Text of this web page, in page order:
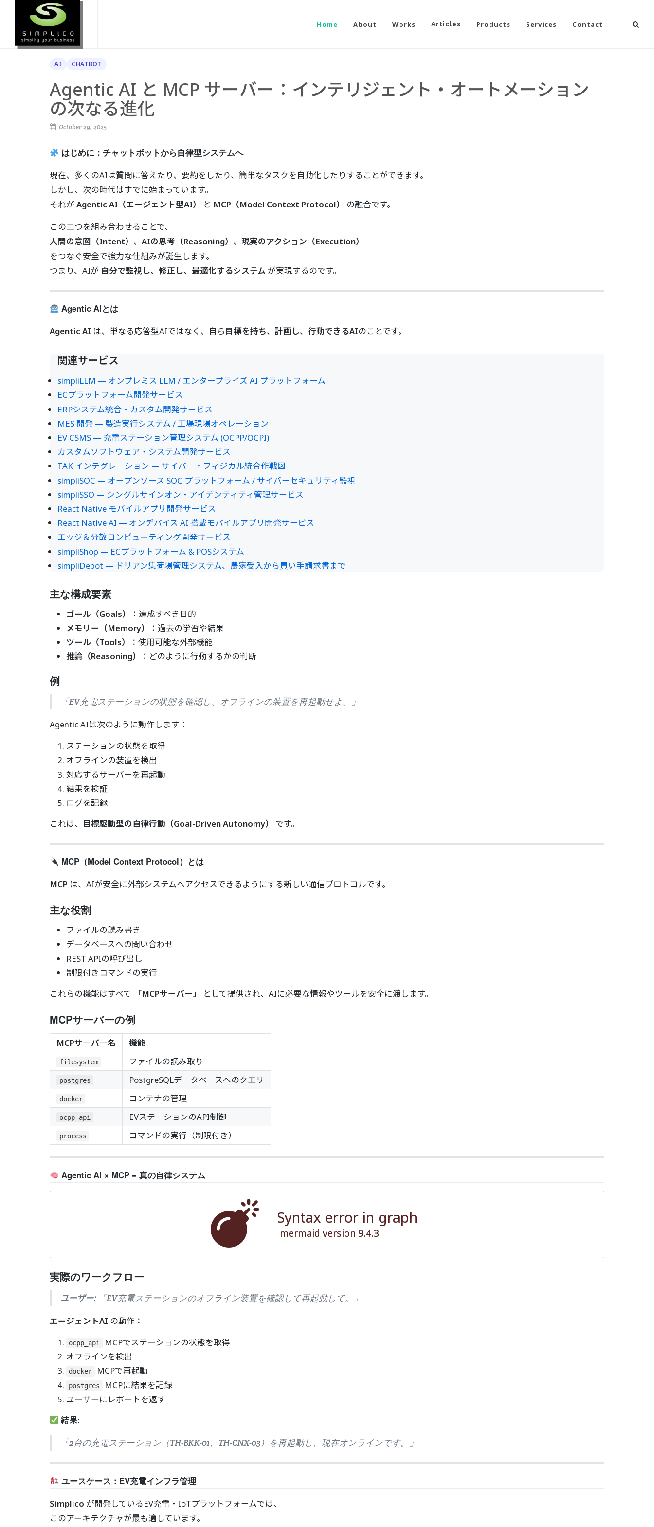
Home About Works Articles Products Services Contact
AI CHATBOT
Agentic AI と MCP サーバー：インテリジェント・オートメーション
の次なる進化
October 29, 2025
はじめに：チャットボットから自律型システムへ
現在、多くのAIは質問に答えたり、要約をしたり、簡単なタスクを自動化したりすることができます。
しかし、次の時代はすでに始まっています。
それが Agentic AI（エージェント型AI） と MCP（Model Context Protocol）
の融合です。
この二つを組み合わせることで、
人間の意図（Intent） 、 AIの思考（Reasoning） 、 現実のアクション（Execution）
をつなぐ安全で強力な仕組みが誕生します。
つまり、AIが 自分で監視し、修正し、最適化するシステム が実現するのです。
Agentic AIとは
Agentic AI は、単なる応答型AIではなく、自ら目標を持ち、計画し、行動できるAIのことです。
関連サービス
simpliLLM — オンプレミス LLM / エンタープライズ AI プラットフォーム
ECプラットフォーム開発サービス
ERPシステム統合・カスタム開発サービス
MES 開発 — 製造実行システム / 工場現場オペレーション
EV CSMS — 充電ステーション管理システム (OCPP/OCPI)
カスタムソフトウェア・システム開発サービス
TAK インテグレーション — サイバー・フィジカル統合作戦図
simpliSOC — オープンソース SOC プラットフォーム / サイバーセキュリティ監視
simpliSSO — シングルサインオン・アイデンティティ管理サービス
React Native モバイルアプリ開発サービス
React Native AI — オンデバイス AI 搭載モバイルアプリ開発サービス
エッジ＆分散コンピューティング開発サービス
simpliShop — ECプラットフォーム & POSシステム
simpliDepot — ドリアン集荷場管理システム、農家受入から買い手請求書まで
主な構成要素
ゴール（Goals）
：達成すべき目的
メモリー（Memory）
：過去の学習や結果
ツール（Tools）
：使用可能な外部機能
推論（Reasoning）
：どのように行動するかの判断
例
「EV充電ステーションの状態を確認し、オフラインの装置を再起動せよ。」
Agentic AIは次のように動作します：
ステーションの状態を取得
オフラインの装置を検出
対応するサーバーを再起動
結果を検証
ログを記録
これは、 目標駆動型の自律行動（Goal-Driven Autonomy） です。
MCP（Model Context Protocol）とは
MCP は、AIが安全に外部システムへアクセスできるようにする新しい通信プロトコルです。
主な役割
ファイルの読み書き
データベースへの問い合わせ
REST APIの呼び出し
制限付きコマンドの実行
これらの機能はすべて
「MCPサーバー」 として提供され、AIに必要な情報やツールを安全に渡します。
MCPサーバーの例
MCPサーバー名 機能
filesystem ファイルの読み取り
postgres PostgreSQLデータベースへのクエリ
docker コンテナの管理
ocpp_api EVステーションのAPI制御
process コマンドの実行（制限付き）
Agentic AI × MCP = 真の自律システム
Syntax error in graph
mermaid version 9.4.3
実際のワークフロー
ユーザー:「EV充電ステーションのオフライン装置を確認して再起動して。」
エージェントAI の動作：
ocpp_api
MCPでステーションの状態を取得
オフラインを検出
docker MCPで再起動
postgres
MCPに結果を記録
ユーザーにレポートを返す
結果:
「2台の充電ステーション（TH-BKK-01、TH-CNX-03）を再起動し、現在オンラインです。」
ユースケース：EV充電インフラ管理
Simplico が開発しているEV充電・IoTプラットフォームでは、
このアーキテクチャが最も適しています。